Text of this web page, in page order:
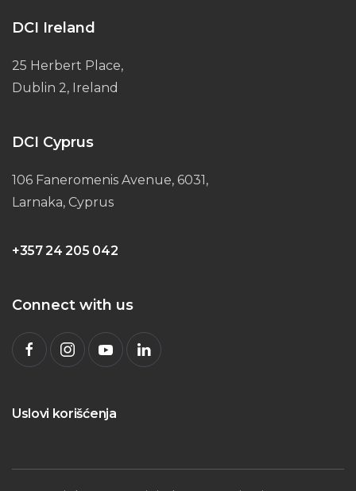
DCI Ireland
25 Herbert Place,
Dublin 2, Ireland
DCI Cyprus
106 Faneromenis Avenue, 6031,
Larnaka, Cyprus
+357 24 205 042
Connect with us
Uslovi korišćenja